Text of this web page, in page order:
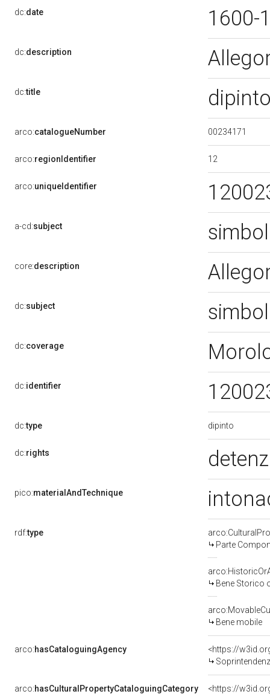
dc:date 1600-
dc:description
dc:title
arco:catalogueNumber 00234171
arco:regionIdentifier 12
arco:uniqueIdentifier
a-cd:subject
core:description
dc:subject
dc:coverage
dc:identifier
dc:type dipinto
dc:rights
pico:materialAndTechnique
rdf:type
Parte
Bene Storico
Bene mobile
arco:hasCataloguingAgency
<https://
arco:hasCulturalPropertyCataloguingCategory
<https://